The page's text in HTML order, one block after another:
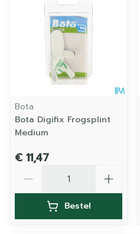
Bota
Bota Digifix Frogsplint
Medium
€ 11,47
Bestel